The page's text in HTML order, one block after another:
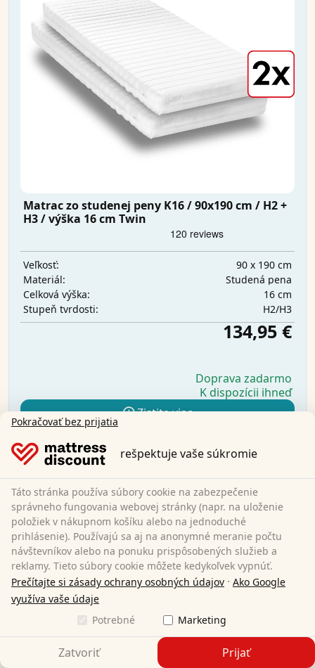
Matrac zo studenej peny K16 / 90x190 cm / H2 +
H3 / výška 16 cm Twin
Veľkosť:
90 x 190 cm
Materiál:
Studená pena
Celková výška:
16 cm
Stupeň tvrdosti:
H2/H3
134,95 €
Doprava zadarmo
K dispozícii ihneď
Zistite viac
Pokračovať bez prijatia
rešpektuje vaše súkromie
Táto stránka používa súbory cookie na zabezpečenie
správneho fungovania webovej stránky (napr. na uloženie
položiek v nákupnom košíku alebo na jednoduché
prihlásenie). Používajú sa aj na anonymné meranie počtu
návštevníkov alebo na ponuku prispôsobených služieb a
reklamy. Tieto súbory cookie môžete kedykoľvek vypnúť.
Prečítajte si zásady ochrany osobných údajov · Ako Google
využíva vaše údaje
Potrebné
Marketing
Zatvoriť Prijať